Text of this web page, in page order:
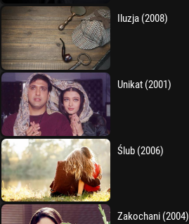
Iluzja (2008)
Unikat (2001)
Ślub (2006)
Zakochani (2004)